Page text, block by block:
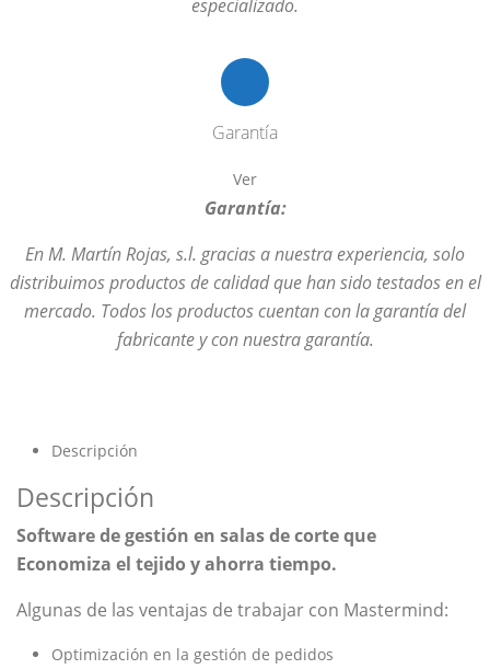
especializado.
Garantía
Ver
Garantía:
En M. Martín Rojas, s.l. gracias a nuestra experiencia, solo
distribuimos productos de calidad que han sido testados en el
mercado. Todos los productos cuentan con la garantía del
fabricante y con nuestra garantía.
Descripción
Descripción
Softwarede gestión en salas de corte que
Economiza el tejido y ahorra tiempo.
Algunas de las ventajas de trabajar con Mastermind:
Optimización en la gestión de pedidos